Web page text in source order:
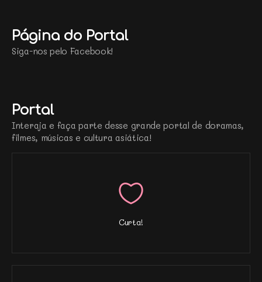
Página do Portal
Siga-nos pelo Facebook!
Portal
Interaja e faça parte desse grande portal de doramas,
filmes, músicas e cultura asiática!
Curta!